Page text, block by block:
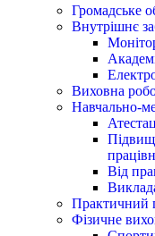
Громадське
Внутрішнє
Виховна
Навчально-
Від
Практичний
Фізичне